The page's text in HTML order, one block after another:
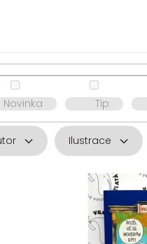
Novinka Tip
Ilustrace